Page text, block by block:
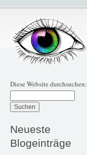
Diese Website durchsuchen:
Neueste
Blogeinträge